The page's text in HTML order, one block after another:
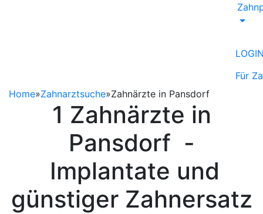
Für
Home»Zahnarztsuche»Zahnärzte in Pansdorf
1 Zahnärzte in
Pansdorf -
Implantate und
günstiger Zahnersatz